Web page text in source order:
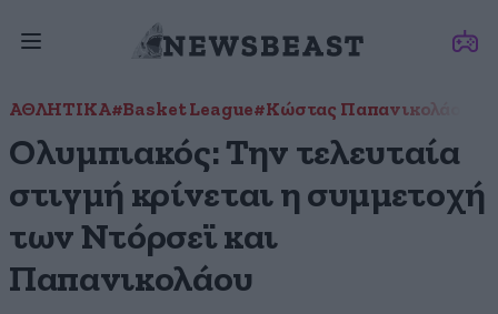
ΑΘΛΗΤΙΚΑ#Basket League#Κώστας Παπανικολάου
Ολυμπιακός: Την τελευταία
στιγμή κρίνεται η συμμετοχή
των Ντόρσεϊ και
Παπανικολάου